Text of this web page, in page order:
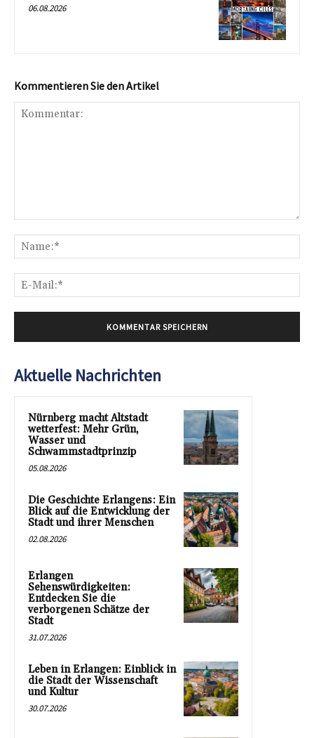
06.08.2026
Kommentieren Sie den Artikel
Aktuelle Nachrichten
Nürnberg macht Altstadt
wetterfest: Mehr Grün,
Wasser und
Schwammstadtprinzip
05.08.2026
Die Geschichte Erlangens: Ein
Blick auf die Entwicklung der
Stadt und ihrer Menschen
02.08.2026
Erlangen
Sehenswürdigkeiten:
Entdecken Sie die
verborgenen Schätze der
Stadt
31.07.2026
Leben in Erlangen: Einblick in
die Stadt der Wissenschaft
und Kultur
30.07.2026